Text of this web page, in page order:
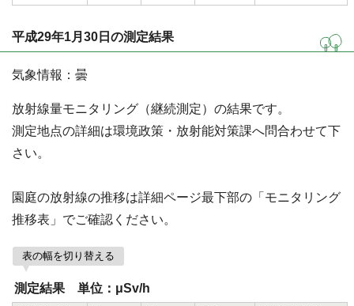
平成29年1月30日の測定結果
気象情報：曇
放射線量モニタリング（継続測定）の結果です。
測定地点の詳細は環境政策・放射能対策課へ問合わせて下
さい。
園庭の放射線の推移は詳細ページ最下部の「モニタリング
推移表」でご確認ください。
表の幅を切り替える
測定結果 単位：μSv/h